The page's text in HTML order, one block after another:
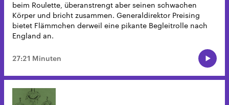
beim Roulette, überanstrengt aber seinen schwachen
Körper und bricht zusammen. Generaldirektor Preising
bietet Flämmchen derweil eine pikante Begleitrolle nach
England an.
27:21 Minuten